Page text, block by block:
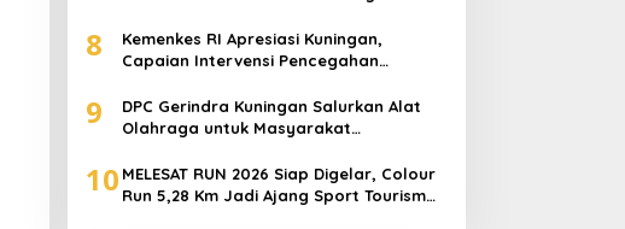
8
Kemenkes RI Apresiasi Kuningan,
Capaian Intervensi Pencegahan
9
DPC Gerindra Kuningan Salurkan Alat
Olahraga untuk Masyarakat
Generasi Muda
10 MELESAT RUN 2026 Siap Digelar, Colour
Run 5,28 Km Jadi Ajang Sport Tourism